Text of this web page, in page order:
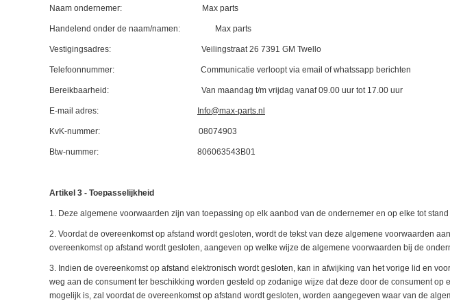
Naam ondernemer: Max parts
Handelend onder de naam/namen: Max parts
Vestigingsadres: Veilingstraat 26 7391 GM Twello
Telefoonnummer: Communicatie verloopt via email of whatssapp berichten
Bereikbaarheid: Van maandag t/m vrijdag vanaf 09.00 uur tot 17.00 uur
E-mail adres: Info@max-parts.nl
KvK-nummer: 08074903
Btw-nummer: 806063543B01
Artikel 3 - Toepasselijkheid
1. Deze algemene voorwaarden zijn van toepassing op elk aanbod van de ondernemer en op elke tot
2. Voordat de overeenkomst op afstand wordt gesloten, wordt de tekst van deze algemene voorwaarden
overeenkomst op afstand wordt gesloten, aangeven op welke wijze de algemene voorwaarden bij de
3. Indien de overeenkomst op afstand elektronisch wordt gesloten, kan in afwijking van het vorige lid en
weg aan de consument ter beschikking worden gesteld op zodanige wijze dat deze door de consument
mogelijk is, zal voordat de overeenkomst op afstand wordt gesloten, worden aangegeven waar van de